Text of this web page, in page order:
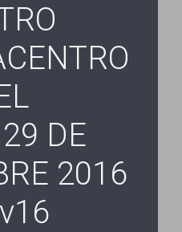
DE
2016